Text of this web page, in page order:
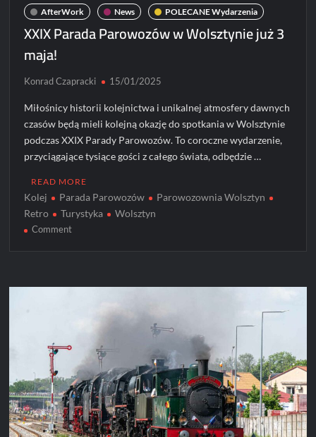
AfterWork News POLECANE Wydarzenia
XXIX Parada Parowozów w Wolsztynie już 3
maja!
Konrad Czapracki 15/01/2025
Miłośnicy historii kolejnictwa i unikalnej atmosfery dawnych
czasów będą mieli kolejną okazję do spotkania w Wolsztynie
podczas XXIX Parady Parowozów. To coroczne wydarzenie,
przyciągające tysiące gości z całego świata, odbędzie …
READ MORE
Kolej Parada Parowozów
Parowozownia Wolsztyn
Retro
Turystyka Wolsztyn
Commenton
w
maja!